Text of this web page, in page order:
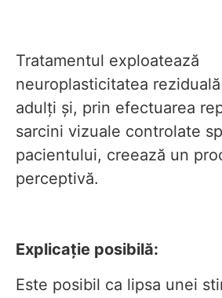
Tratamentul exploatează
neuroplasticitatea
adulți și, prin efectuarea
sarcini vizuale controlate
pacientului, creează un
perceptivă.
Explicație posibilă:
Este posibil ca lipsa unei